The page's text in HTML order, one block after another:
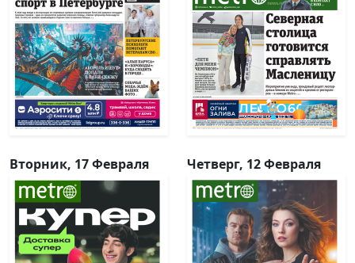
Вторник, 17 Февраля Четверг, 12 Февраля